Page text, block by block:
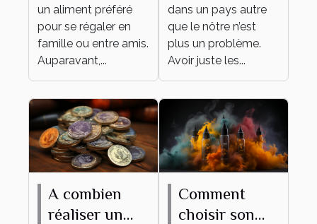
un aliment préféré
pour se régaler en
famille ou entre amis.
Auparavant,...
dans un pays autre
que le nôtre n’est
plus un problème.
Avoir juste les...
A combien
réaliser un
Comment
choisir son